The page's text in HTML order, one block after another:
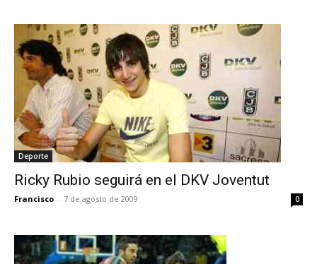
Deporte
Ricky Rubio seguirá en el DKV Joventut
Francisco - 7 de agosto de 2009 0